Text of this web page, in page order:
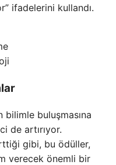
ifadelerini kullandı.
buluşmasına
de artırıyor.
gibi, bu ödüller,
verecek önemli bir